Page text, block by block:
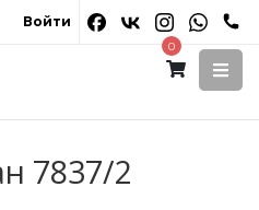
Войти
0
7837/2